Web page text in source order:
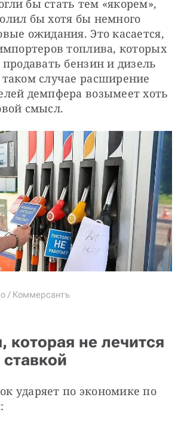
бы стать тем «якорем»,
бы хотя бы немного
ожидания. Это касается,
топлива, которых
продавать бензин и дизель
случае расширение
демпфера возымеет хоть
смысл.
/ Коммерсантъ
которая не лечится
ударяет по экономике по